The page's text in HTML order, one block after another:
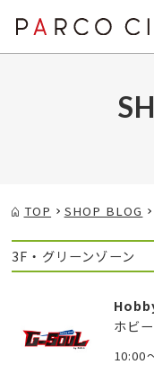
TOP SHOP BLOG
3F・グリーンゾーン
ホビ
10:00